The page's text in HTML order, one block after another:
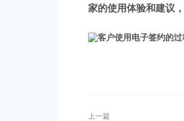
家的使用体验和建议
上一篇